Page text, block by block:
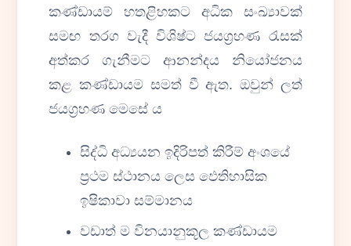
කණ්ඩායම් හතළිහකට අධික සංඛ්‍යාවක්
සමඟ තරග වැදී විශිෂ්ට ජයග්‍රහණ රැසක්
අත්කර ගැනීමට ආනන්දය නියෝජනය
කළ කණ්ඩායම සමත් වී ඇත. ඔවුන් ලත්
ජයග්‍රහණ මෙසේ ය
සිද්ධි අධ්‍යයන ඉදිරිපත් කිරීම් අංශයේ
ප්‍රථම ස්ථානය ලෙස ඵෙතිහාසික
ඉෂිකාවා සම්මානය
වඩාත් ම විනයානුකූල කණ්ඩායම